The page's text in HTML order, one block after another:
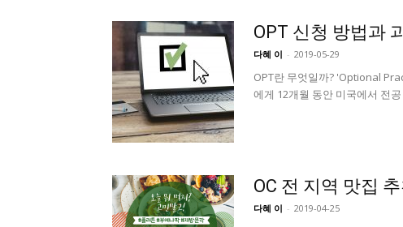
OPT 신청 방법과
다혜 이 - 2019-05-29
OPT란 무엇일까? 'Optional
에게 12개월 동안 미국에서 전
OC 전 지역 맛집 추
다혜 이 - 2019-04-25